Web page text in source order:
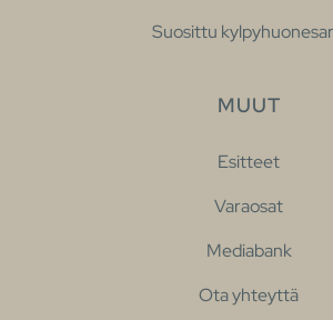
Suosittu
MUUT
Esitteet
Varaosat
Mediabank
Ota yhteyttä